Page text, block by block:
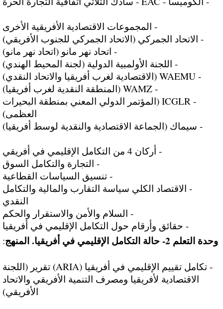
- المجموعات الاقتصادية الأفريقية الأخرى
- الاتحاد الجمركي (الاتحاد الجمركي للجنوب الأفريقي)
- اتحاد نهر مانو (اتحاد نهر مانو)
- اللجنة الأولمبية الدولية (لجنة المحيط الهندي)
- WAEMU (الاقتصادية لغرب أفريقيا والاتحاد النقدي)
- WAMZ (المنطقة النقدية لغرب أفريقيا)
- ICGLR (المؤتمر الدولي المعني بمنطقة البحيرات
العظمى)
- سيماك (الجماعة الاقتصادية والنقدية لوسط أفريقيا)
- أركان 4 من التكامل الإقليمي في أفريقي
- التجارة والتكامل السوق
- تنسيق السياسات القطاعية
- الاقتصاد الكلي سياسة التقارب والمالية والتكامل
النقدي
- السلام والأمن والاستقرار والحكم
- حقائق وأرقام حول التكامل الإقليمي في أفريقيا
وحدة التعلم 2- حالة التكامل الإقليمي في أفريقيا. المنهج :
- تكامل تقييم الإقليمي في أفريقيا (ARIA) تقرير (اللجنة
الاقتصادية لأفريقيا ومصرف التنمية الأفريقي والاتحاد
الأفريقي)